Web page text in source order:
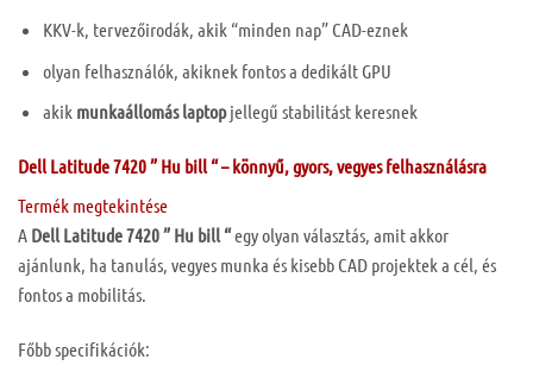
KKV-k, tervezőirodák, akik “minden nap” CAD-eznek
olyan felhasználók, akiknek fontos a dedikált GPU
akik munkaállomás laptopjellegű stabilitást keresnek
Dell Latitude 7420 ” Hu bill “– könnyű, gyors, vegyes felhasználásra
Termék megtekintése
A Dell Latitude 7420 ” Hu bill “egy olyan választás, amit akkor
ajánlunk, ha tanulás, vegyes munka és kisebb CAD projektek a cél, és
fontos a mobilitás.
Főbb specifikációk: